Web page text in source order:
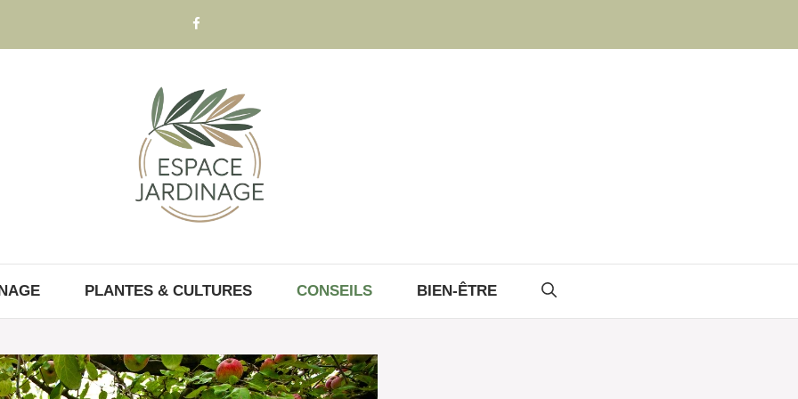
PLANTES & CULTURES CONSEILS BIEN-ÊTRE